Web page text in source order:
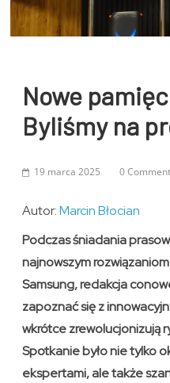
Nowe
Byliśmy na
19 marca 2025 0
Autor:Marcin Błocian
Podczas śniadania
najnowszym
Samsung, redakcja
zapoznać się z
wkrótce zrewolucjonizują
Spotkanie było nie tylko
ekspertami, ale także